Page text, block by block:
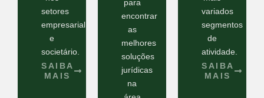
setores
empresarial
e
societário.
SAIBA
MAIS
para
encontrar
as
melhores
soluções
jurídicas
na
variados
segmentos
de
atividade.
SAIBA
MAIS